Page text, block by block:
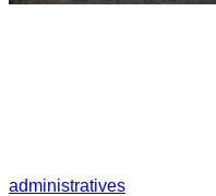
administratives